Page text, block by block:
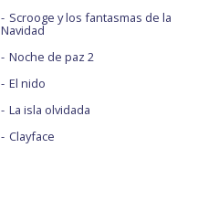
Scrooge y los fantasmas de la
Navidad
Noche de paz 2
El nido
La isla olvidada
Clayface